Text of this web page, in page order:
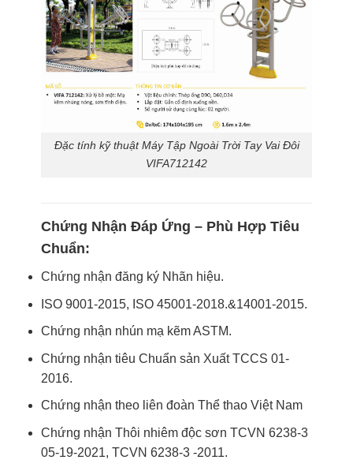
Đặc tính kỹ thuật Máy Tập Ngoài Trời Tay Vai Đôi
VIFA712142
Chứng Nhận Đáp Ứng – Phù Hợp Tiêu
Chuẩn:
Chứng nhận đăng ký Nhãn hiệu.
ISO 9001-2015, ISO 45001-2018.&14001-2015.
Chứng nhận nhún mạ kẽm ASTM.
Chứng nhận tiêu Chuẩn sản Xuất TCCS 01-
2016.
Chứng nhận theo liên đoàn Thể thao Việt Nam
Chứng nhận Thôi nhiêm độc sơn TCVN 6238-3
05-19-2021, TCVN 6238-3 -2011.